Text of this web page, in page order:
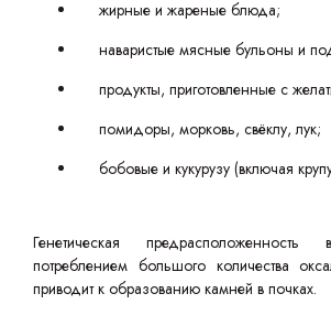
жирные и жареные блюда;
наваристые мясные бульоны и
продукты, приготовленные с
помидоры, морковь, свёклу, лук;
бобовые и кукурузу (включая
Генетическая
потреблением большого количества
приводит к образованию камней в почках.